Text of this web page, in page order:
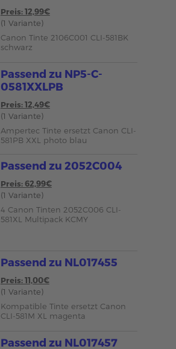
Preis: 12,99€
(1 Variante)
Canon Tinte 2106C001 CLI-581BK
schwarz
Passend zu NP5-C-
0581XXLPB
Preis: 12,49€
(1 Variante)
Ampertec Tinte ersetzt Canon CLI-
581PB XXL photo blau
Passend zu 2052C004
Preis: 62,99€
(1 Variante)
4 Canon Tinten 2052C006 CLI-
581XL Multipack KCMY
Passend zu NL017455
Preis: 11,00€
(1 Variante)
Kompatible Tinte ersetzt Canon
CLI-581M XL magenta
Passend zu NL017457